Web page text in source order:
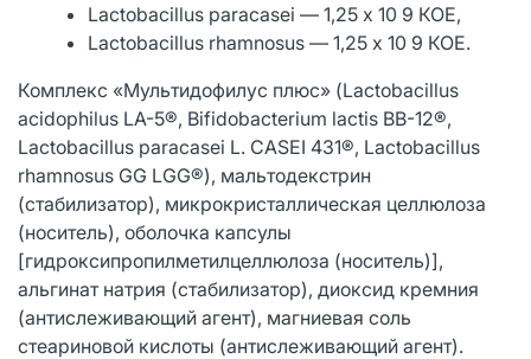
Lactobacillus paracasei — 1,25 х 10 9 КОЕ,
Lactobacillus rhamnosus — 1,25 х 10 9 КОЕ.
Комплекс «Мультидофилус плюс» (Lactobacillus
acidophilus LA-5®, Bifidobacterium lactis BB-12®,
Lactobacillus paracasei L. CASEI 431®, Lactobacillus
rhamnosus GG LGG®), мальтодекстрин
(стабилизатор), микрокристаллическая целлюлоза
(носитель), оболочка капсулы
[гидроксипропилметилцеллюлоза (носитель)],
альгинат натрия (стабилизатор), диоксид кремния
(антислеживающий агент), магниевая соль
стеариновой кислоты (антислеживающий агент).